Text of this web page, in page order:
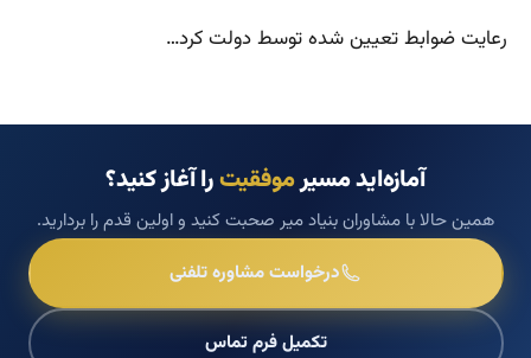
رعايت ضوابط تعيين شده توسط دولت كرد…
آمازه‌اید مسیرموفقیترا آغاز کنید؟
همین حالا با مشاوران بنیاد میر صحبت کنید و اولین قدم را بردارید.
درخواست مشاوره تلفنی
تکمیل فرم تماس